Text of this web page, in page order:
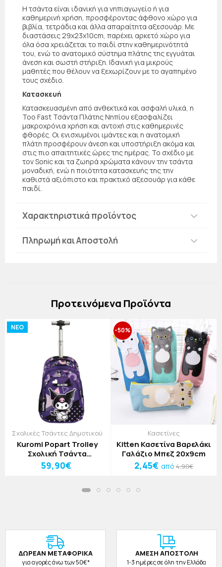
Η τσάντα είναι ιδανική για νηπιαγωγείο ή για
καθημερινή χρήση, προσφέροντας άφθονο χώρο για
βιβλία, τετράδια και άλλα απαραίτητα αξεσουάρ. Με
διαστάσεις 29x23x10cm, παρέχει αρκετό χώρο για
όλα όσα χρειάζεται το παιδί στην καθημερινότητά
του, ενώ το ανατομικό σύστημα πλάτης της εγγυάται
άνεση και σωστή στήριξη. Ιδανική για μικρούς
μαθητές που θέλουν να ξεχωρίζουν με το αγαπημένο
τους σχέδιο.
Κατασκευή
Κατασκευασμένη από ανθεκτικά και ασφαλή υλικά, η
Too Fast Τσάντα Πλάτης Νηπίου εξασφαλίζει
μακροχρόνια χρήση και αντοχή στις καθημερινές
φθορές. Οι ενισχυμένοι ιμάντες και η ανατομική
πλάτη προσφέρουν άνεση και υποστήριξη ακόμα και
στις πιο απαιτητικές ώρες της ημέρας. Το σχέδιο με
τον Sonic και τα ζωηρά χρώματα κάνουν την τσάντα
μοναδική, ενώ η ποιότητα κατασκευής της την
καθιστά αξιόπιστο και πρακτικό αξεσουάρ για κάθε
παιδί.
Χαρακτηριστικά προϊόντος
Πληρωμή και Αποστολή
Πρoτεινόμενα Προϊόντα
NEO
Σχολικές Τσάντες Δημοτικού
Kuromi Popart Trolley
Σχολική Τσάντα
Δημοτικού 30x14x44cm
59,90€
-50%
Κασετίνες
Kitten Κασετίνα Βαρελάκι
Γαλάζιο Μπεζ 20x9cm
2,45€ από 4,90€
ΔΩΡΕAΝ ΜΕΤΑΦΟΡΙΚΑ
για αγορές άνω των 50€*
ΑΜΕΣΗ ΑΠΟΣΤΟΛΗ
1-3 ημέρες σε όλη την Ελλάδα